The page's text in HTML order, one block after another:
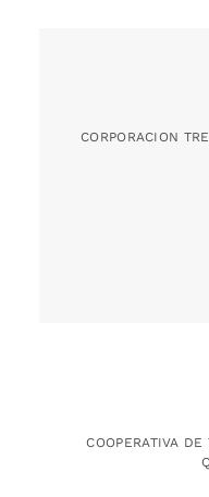
CORPORACION
COOPERATIVA DE